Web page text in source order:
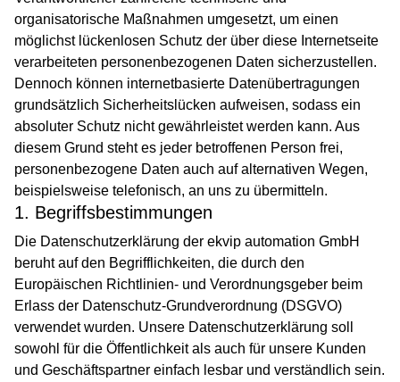
organisatorische Maßnahmen umgesetzt, um einen
möglichst lückenlosen Schutz der über diese Internetseite
verarbeiteten personenbezogenen Daten sicherzustellen.
Dennoch können internetbasierte Datenübertragungen
grundsätzlich Sicherheitslücken aufweisen, sodass ein
absoluter Schutz nicht gewährleistet werden kann. Aus
diesem Grund steht es jeder betroffenen Person frei,
personenbezogene Daten auch auf alternativen Wegen,
beispielsweise telefonisch, an uns zu übermitteln.
1. Begriffsbestimmungen
Die Datenschutzerklärung der ekvip automation GmbH
beruht auf den Begrifflichkeiten, die durch den
Europäischen Richtlinien- und Verordnungsgeber beim
Erlass der Datenschutz-Grundverordnung (DSGVO)
verwendet wurden. Unsere Datenschutzerklärung soll
sowohl für die Öffentlichkeit als auch für unsere Kunden
und Geschäftspartner einfach lesbar und verständlich sein.